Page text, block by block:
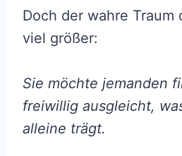
Doch der wahre Traum
viel größer:
Sie möchte jemanden
freiwillig ausgleicht,
alleine trägt.